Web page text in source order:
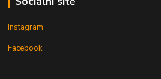
Instagram
Facebook